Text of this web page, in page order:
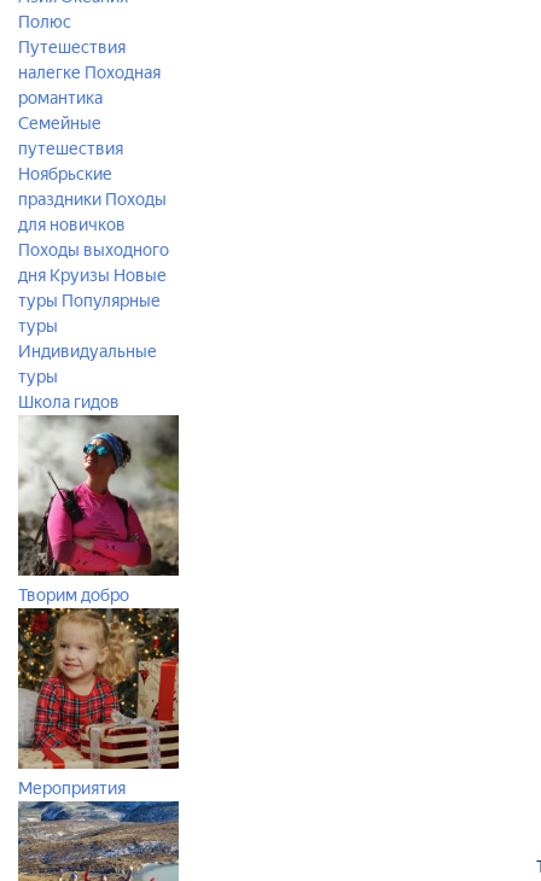
Полюс
Путешествия
налегке Походная
романтика
Семейные
путешествия
Ноябрьские
праздники Походы
для новичков
Походы выходного
дня Круизы Новые
туры Популярные
туры
Индивидуальные
туры
Школа гидов
Творим добро
Мероприятия